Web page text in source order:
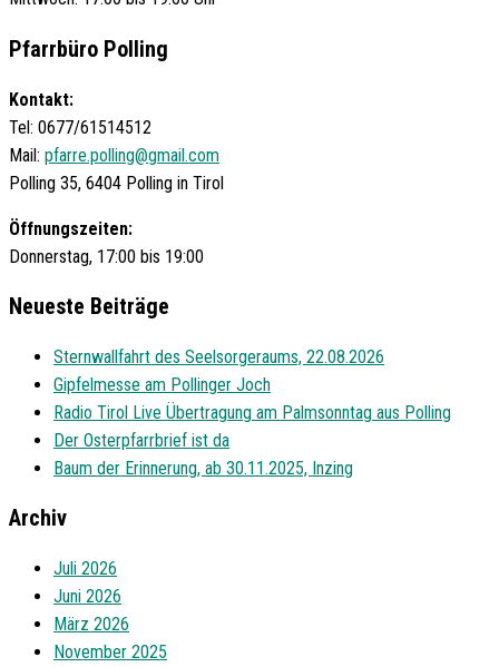
Pfarrbüro Polling
Kontakt:
Tel: 0677/61514512
Mail: pfarre.polling@gmail.com
Polling 35, 6404 Polling in Tirol
Öffnungszeiten:
Donnerstag, 17:00 bis 19:00
Neueste Beiträge
Sternwallfahrt des Seelsorgeraums, 22.08.2026
Gipfelmesse am Pollinger Joch
Radio Tirol Live Übertragung am Palmsonntag aus Polling
Der Osterpfarrbrief ist da
Baum der Erinnerung, ab 30.11.2025, Inzing
Archiv
Juli 2026
Juni 2026
März 2026
November 2025